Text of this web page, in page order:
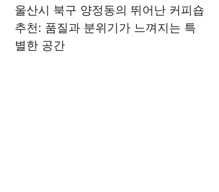
울산시 북구 양정동의 뛰어난 커피숍
추천: 품질과 분위기가 느껴지는 특
별한 공간